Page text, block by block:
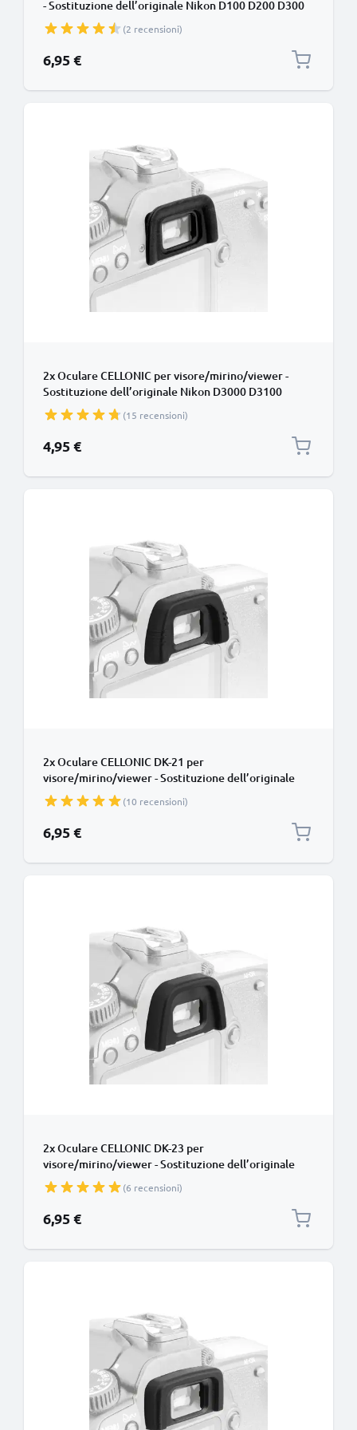
- Sostituzione dell’originale Nikon D100 D200 D300
D3000 D300S D3100 D3200 D40x D50 D5000 D5100
D5200 D5300 D60 D600 D610 D70 D7000 D70s
D7100 smarrito Protezione in Materiale sintetico
gommino, ‘eye cup’
(2 recensioni)
6,95 €
2x Oculare CELLONIC per visore/mirino/viewer -
Sostituzione dell’originale Nikon D3000 D3100
D3200 D40x D50 D5100 D5200 D60 D70s smarrito
Protezione in Silicone gommino, ‘eye cup’
(15 recensioni)
4,95 €
2x Oculare CELLONIC DK-21 per
visore/mirino/viewer - Sostituzione dell’originale
Nikon D7100 D200 D300 D70s D80 D90 smarrito
Protezione in Silicone gommino, ‘eye cup’
(10 recensioni)
6,95 €
2x Oculare CELLONIC DK-23 per
visore/mirino/viewer - Sostituzione dell’originale
Nikon D7200 D300 D300S smarrito Protezione in
Silicone gommino, ‘eye cup’
(6 recensioni)
6,95 €